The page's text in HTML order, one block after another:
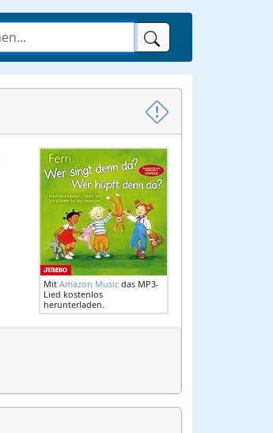
Mit Amazon Music das MP3-
Lied kostenlos
herunterladen.